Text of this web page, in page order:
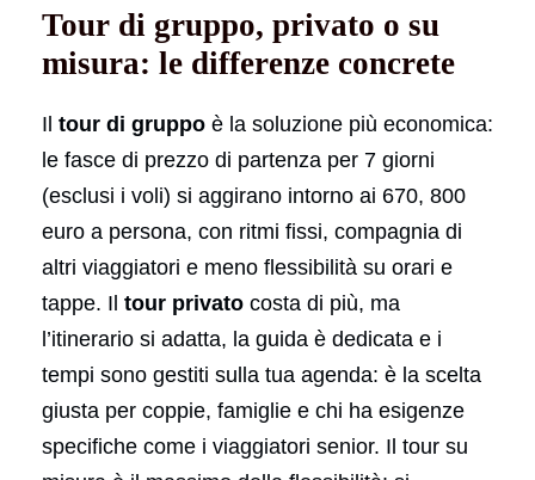
Tour di gruppo, privato o su
misura: le differenze concrete
Il tour di gruppo è la soluzione più economica:
le fasce di prezzo di partenza per 7 giorni
(esclusi i voli) si aggirano intorno ai 670, 800
euro a persona, con ritmi fissi, compagnia di
altri viaggiatori e meno flessibilità su orari e
tappe. Il tour privato costa di più, ma
l’itinerario si adatta, la guida è dedicata e i
tempi sono gestiti sulla tua agenda: è la scelta
giusta per coppie, famiglie e chi ha esigenze
specifiche come i viaggiatori senior. Il tour su